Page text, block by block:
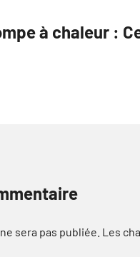
à chaleur :
sera pas publiée. Les